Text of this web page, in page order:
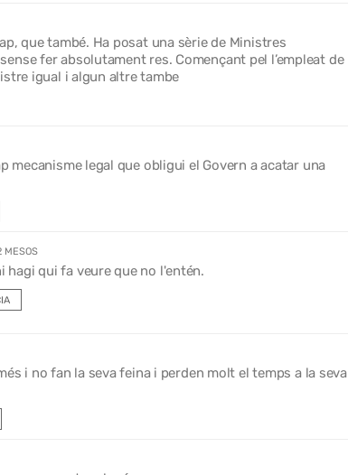
que també. Ha posat una sèrie de Ministres
fer absolutament res. Començant pel l’empleat de
igual i algun altre tambe
mecanisme legal que obligui el Govern a acatar una
MESOS
hagi qui fa veure que no l'entén.
i no fan la seva feina i perden molt el temps a la seva